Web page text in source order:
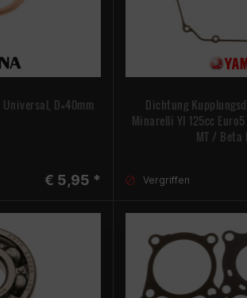
D=40mm
€ 5,95 *
Dichtung
Minarelli YI 125cc
MT / Beta
Vergriffen